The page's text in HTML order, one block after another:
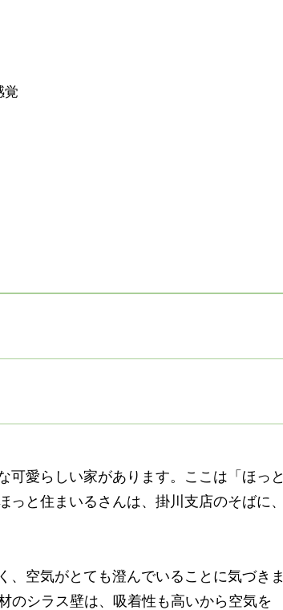
覚
可愛らしい家があります。ここは「ほっと
と住まいるさんは、掛川支店のそばに、
、空気がとても澄んでいることに気づきま
のシラス壁は、吸着性も高いから空気を